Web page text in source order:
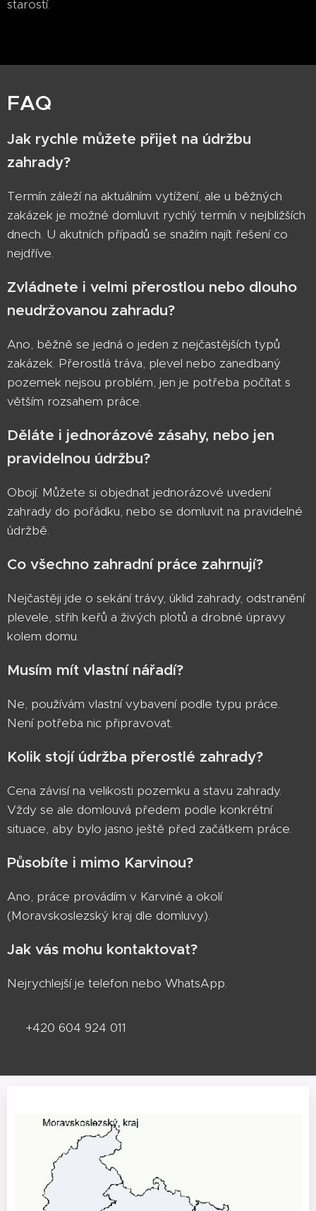
starostí.
FAQ
Jak rychle můžete přijet na údržbu
zahrady?
Termín záleží na aktuálním vytížení, ale u běžných
zakázek je možné domluvit rychlý termín v nejbližších
dnech. U akutních případů se snažím najít řešení co
nejdříve.
Zvládnete i velmi přerostlou nebo dlouho
neudržovanou zahradu?
Ano, běžně se jedná o jeden z nejčastějších typů
zakázek. Přerostlá tráva, plevel nebo zanedbaný
pozemek nejsou problém, jen je potřeba počítat s
větším rozsahem práce.
Děláte i jednorázové zásahy, nebo jen
pravidelnou údržbu?
Obojí. Můžete si objednat jednorázové uvedení
zahrady do pořádku, nebo se domluvit na pravidelné
údržbě.
Co všechno zahradní práce zahrnují?
Nejčastěji jde o sekání trávy, úklid zahrady, odstranění
plevele, střih keřů a živých plotů a drobné úpravy
kolem domu.
Musím mít vlastní nářadí?
Ne, používám vlastní vybavení podle typu práce.
Není potřeba nic připravovat.
Kolik stojí údržba přerostlé zahrady?
Cena závisí na velikosti pozemku a stavu zahrady.
Vždy se ale domlouvá předem podle konkrétní
situace, aby bylo jasno ještě před začátkem práce.
Působíte i mimo Karvinou?
Ano, práce provádím v Karviné a okolí
(Moravskoslezský kraj dle domluvy).
Jak vás mohu kontaktovat?
Nejrychlejší je telefon nebo WhatsApp.
📞 +420 604 924 011